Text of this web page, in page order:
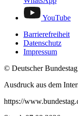
YouTube
Barrierefreiheit
Datenschutz
Impressum
© Deutscher Bundestag
Ausdruck aus dem
https://